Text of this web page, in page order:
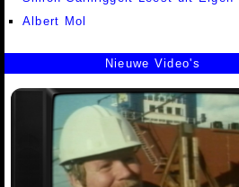
Albert Mol
Nieuwe Video's